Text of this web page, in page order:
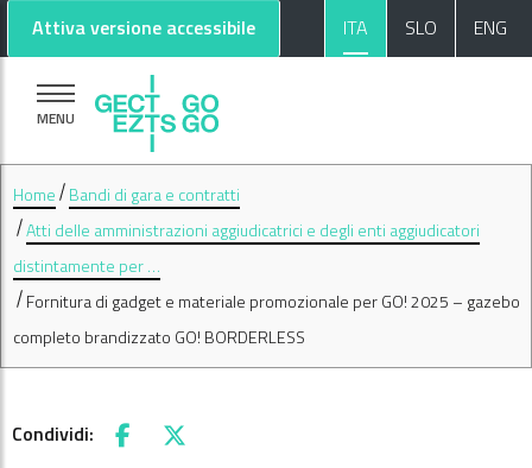
Vai al contenuto principale
Vai al footer
Attiva versione accessibile ITA SLO ENG
MENU
Home
Bandi di gara e contratti
Atti delle amministrazioni aggiudicatrici e degli enti aggiudicatori
distintamente per …
Fornitura di gadget e materiale promozionale per GO! 2025 – gazebo
completo brandizzato GO! BORDERLESS
Condividi: Facebook
X